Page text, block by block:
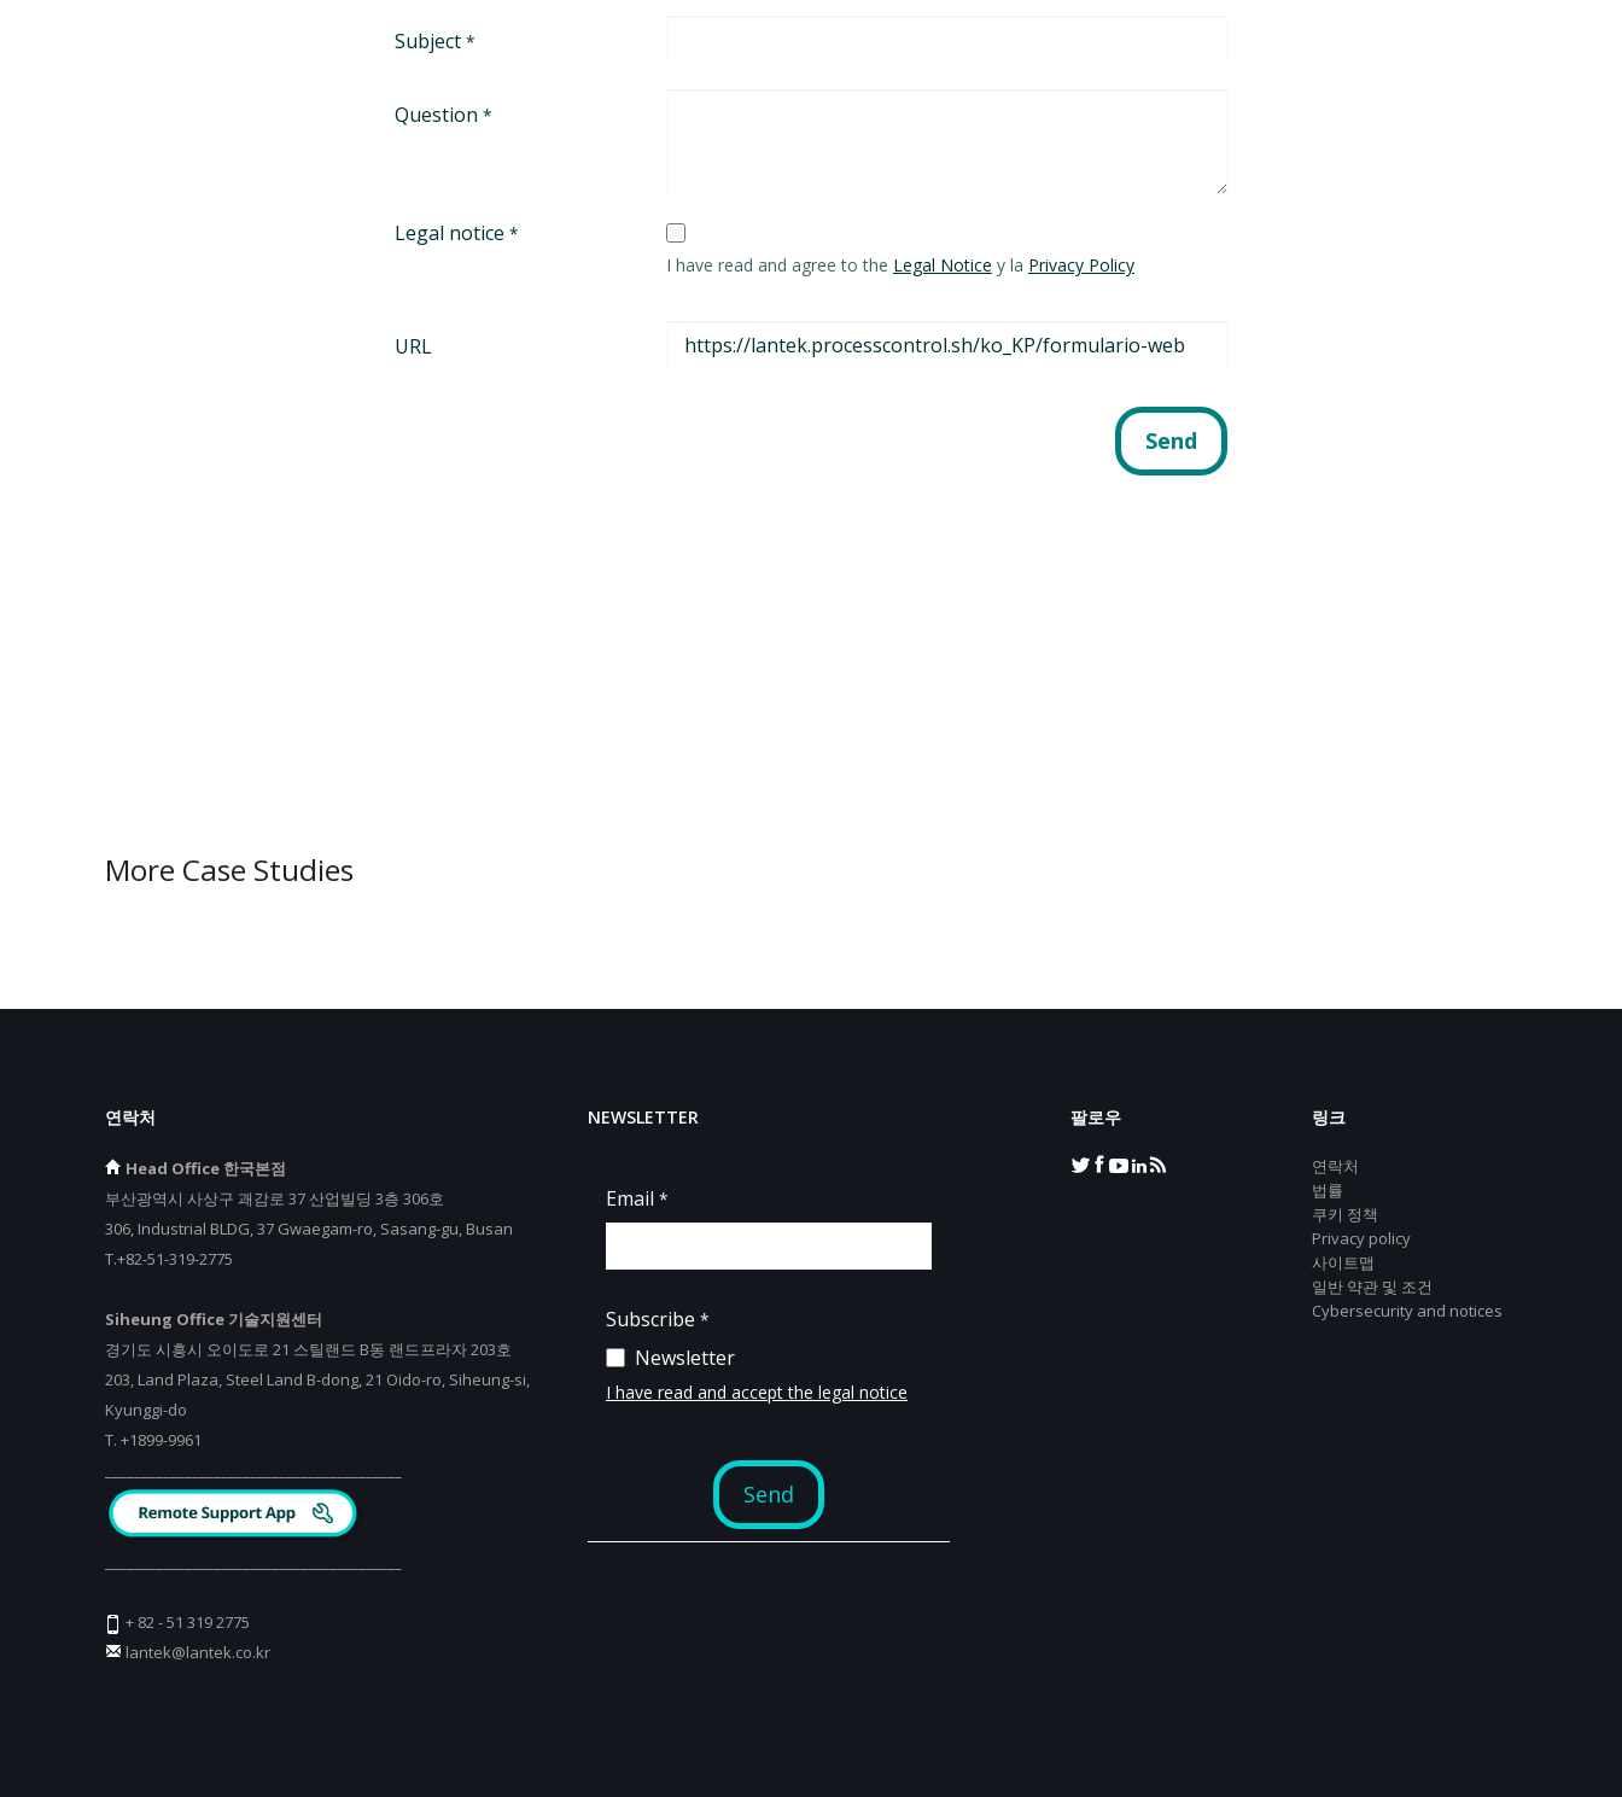
More Case Studies
연락처
Head Office 한국본점
부산광역시 사상구 괘감로 37 산업빌딩 3층 306호
306, Industrial BLDG, 37 Gwaegam-ro, Sasang-gu, Busan
T.+82-51-319-2775
Siheung Office 기술지원센터
경기도 시흥시 오이도로 21 스틸랜드 B동 랜드프라자 203호
203, Land Plaza, Steel Land B-dong, 21 Oido-ro, Siheung-si,
Kyunggi-do
T. +1899-9961
+ 82 - 51 319 2775
lantek@lantek.co.kr
NEWSLETTER 팔로우 링크
연락처
법률
쿠키 정책
Privacy policy
사이트맵
일반 약관 및 조건
Cybersecurity and notices